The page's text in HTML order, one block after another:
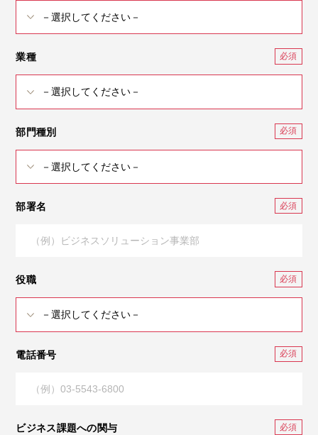
業種
部門種別
部署名
役職
電話番号
ビジネス課題への関与